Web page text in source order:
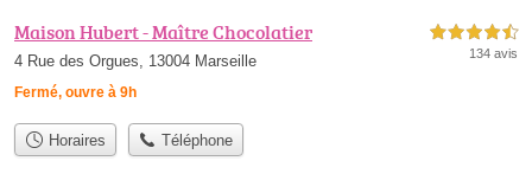
Maison Hubert - Maître Chocolatier
4 Rue des Orgues, 13004 Marseille
Fermé, ouvre à 9h
4,5 étoiles sur 5
134 avis
Horaires Téléphone